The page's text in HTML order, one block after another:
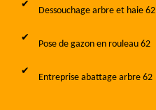
Dessouchage arbre et haie 62
Pose de gazon en rouleau 62
Entreprise abattage arbre 62